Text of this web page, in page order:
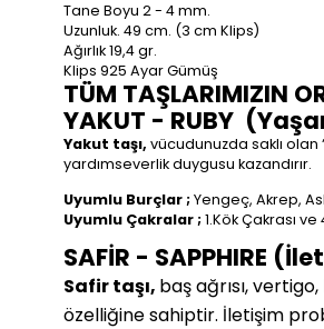
Tane Boyu 2 - 4mm.
Uzunluk. 49 cm. (3 cm Klips)
Ağırlık 19,4 gr.
Klips 925 Ayar Gümüş
TÜM TAŞLARIMIZIN
YAKUT - RUBY
Yakut taşı, vücudunuzda saklı olan
yardımseverlik duygusu kazandırır.
Uyumlu Burçlar ;Yengeç, Akrep,
Uyumlu Çakralar ;1.Kök Çakrası
SAFİR - SAPPHIRE
Safir taşı, baş ağrısı,
özelliğine sahiptir. İletişim